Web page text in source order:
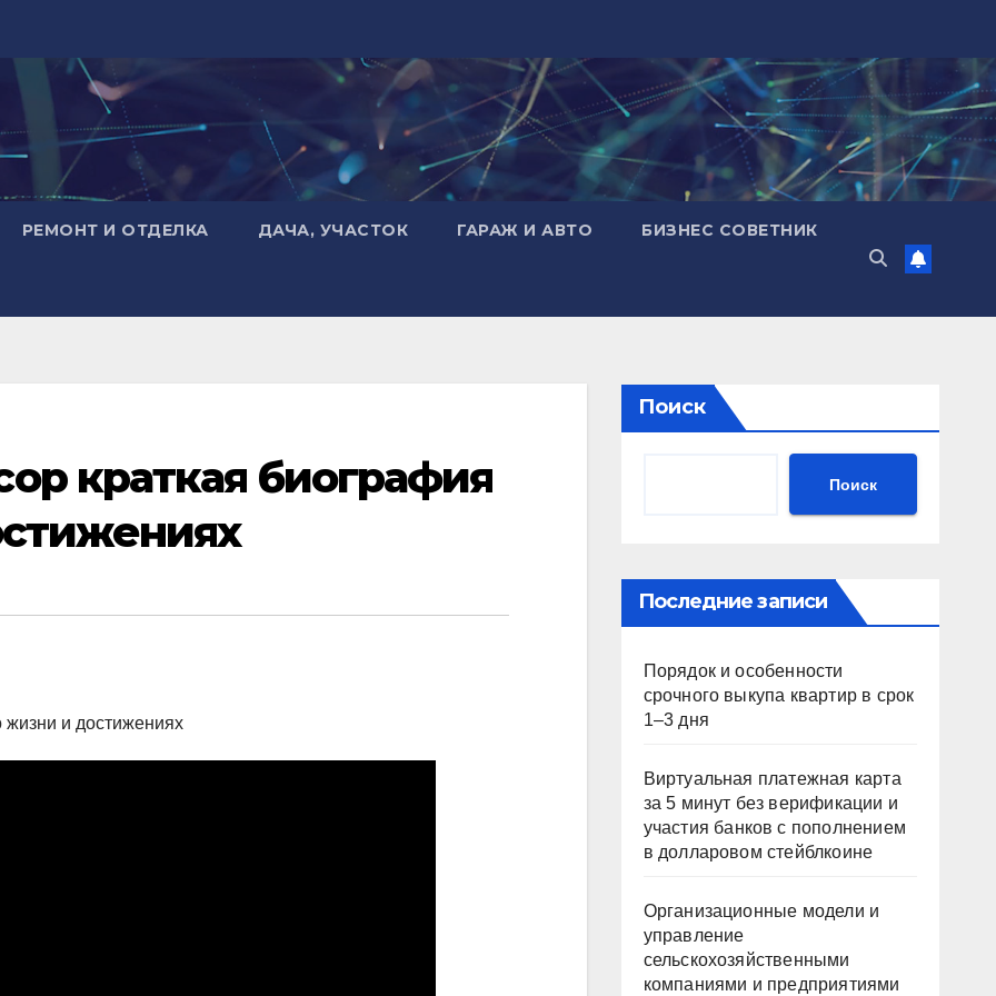
РЕМОНТ И ОТДЕЛКА ДАЧА, УЧАСТОК ГАРАЖ И АВТО БИЗНЕС СОВЕТНИК
краткая биография
Поиск
Поиск
Последние записи
Порядок и особенности
срочного выкупа квартир в срок
1–3 дня
Виртуальная платежная карта
за 5 минут без верификации и
участия банков с пополнением
в долларовом стейблкоине
Организационные модели и
управление
сельскохозяйственными
компаниями и предприятиями